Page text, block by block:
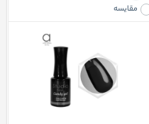
مقایسه